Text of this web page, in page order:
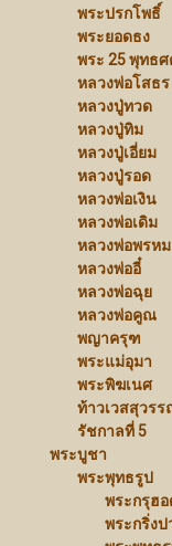
พระปรกโพธิ์
พระยอดธง
พระ 25 พุทธ
หลวงพ่อโสธร
หลวงปู่ทวด
หลวงปู่ทิม
หลวงปู่เอี่ยม
หลวงปู่รอด
หลวงพ่อเงิน
หลวงพ่อเดิม
หลวงพ่อพรหม
หลวงพ่ออี๋
หลวงพ่อฉุย
หลวงพ่อคูณ
พญาครุฑ
พระแม่อุมา
พระพิฆเนศ
ท้าวเวสสุวร
รัชกาลที่ 5
พระบูชา
พระพุทธรูป
พระกรุฮ
พระกริ่งป